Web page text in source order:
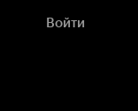
Войти